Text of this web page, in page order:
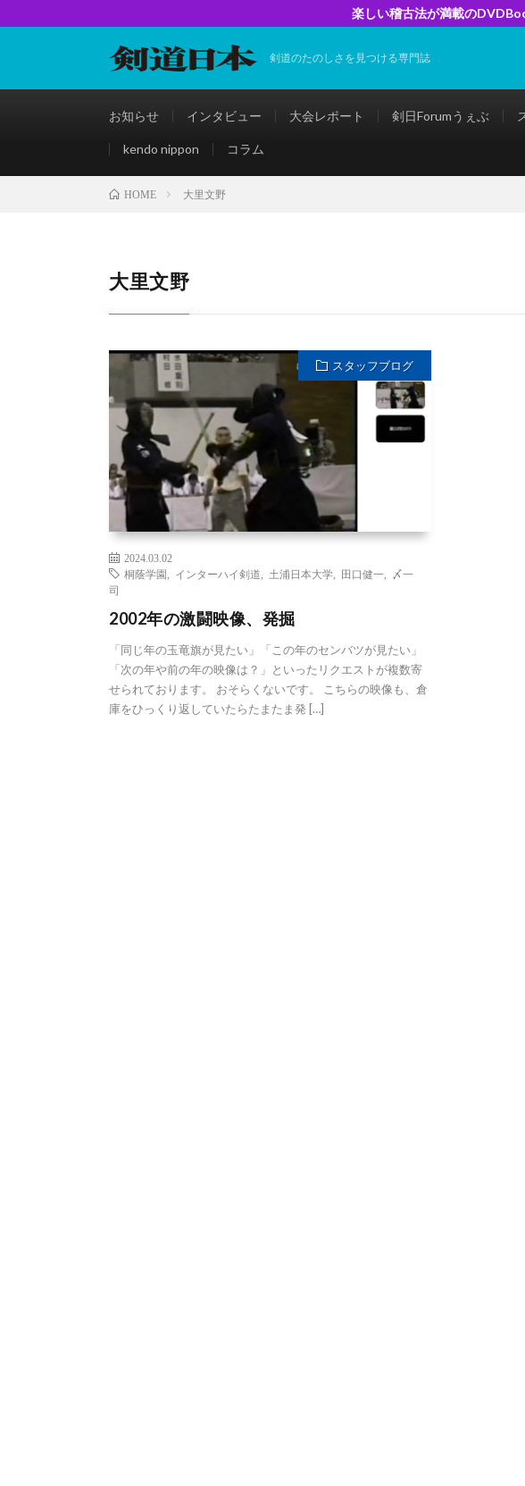
楽しい稽古法が満載の
剣道のたのしさを見つける専門誌
お知らせ インタビュー 大会レポート 剣日Forumうぇぶ
kendo nippon コラム
HOME 大里文野
大里文野
スタッフブログ
2024.03.02
桐蔭学園
インターハイ剣道 土浦日本大学 田口健一
〆一
司
2002年の激闘映像、発掘
「同じ年の玉竜旗が見たい」「この年のセンバツが見たい」
「次の年や前の年の映像は？」といったリクエストが複数寄
せられております。 おそらくないです。 こちらの映像も、倉
庫をひっくり返していたらたまたま発 […]